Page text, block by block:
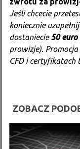
Jeśli chcecie
koniecznie
dostaniecie 50 euro
prowizje).
CFD i certyfikatach
ZOBACZ